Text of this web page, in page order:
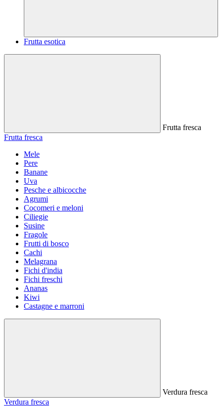
Frutta esotica
Frutta fresca
Frutta fresca
Mele
Pere
Banane
Uva
Pesche e albicocche
Agrumi
Cocomeri e meloni
Ciliegie
Susine
Fragole
Frutti di bosco
Cachi
Melagrana
Fichi d'india
Fichi freschi
Ananas
Kiwi
Castagne e marroni
Verdura fresca
Verdura fresca